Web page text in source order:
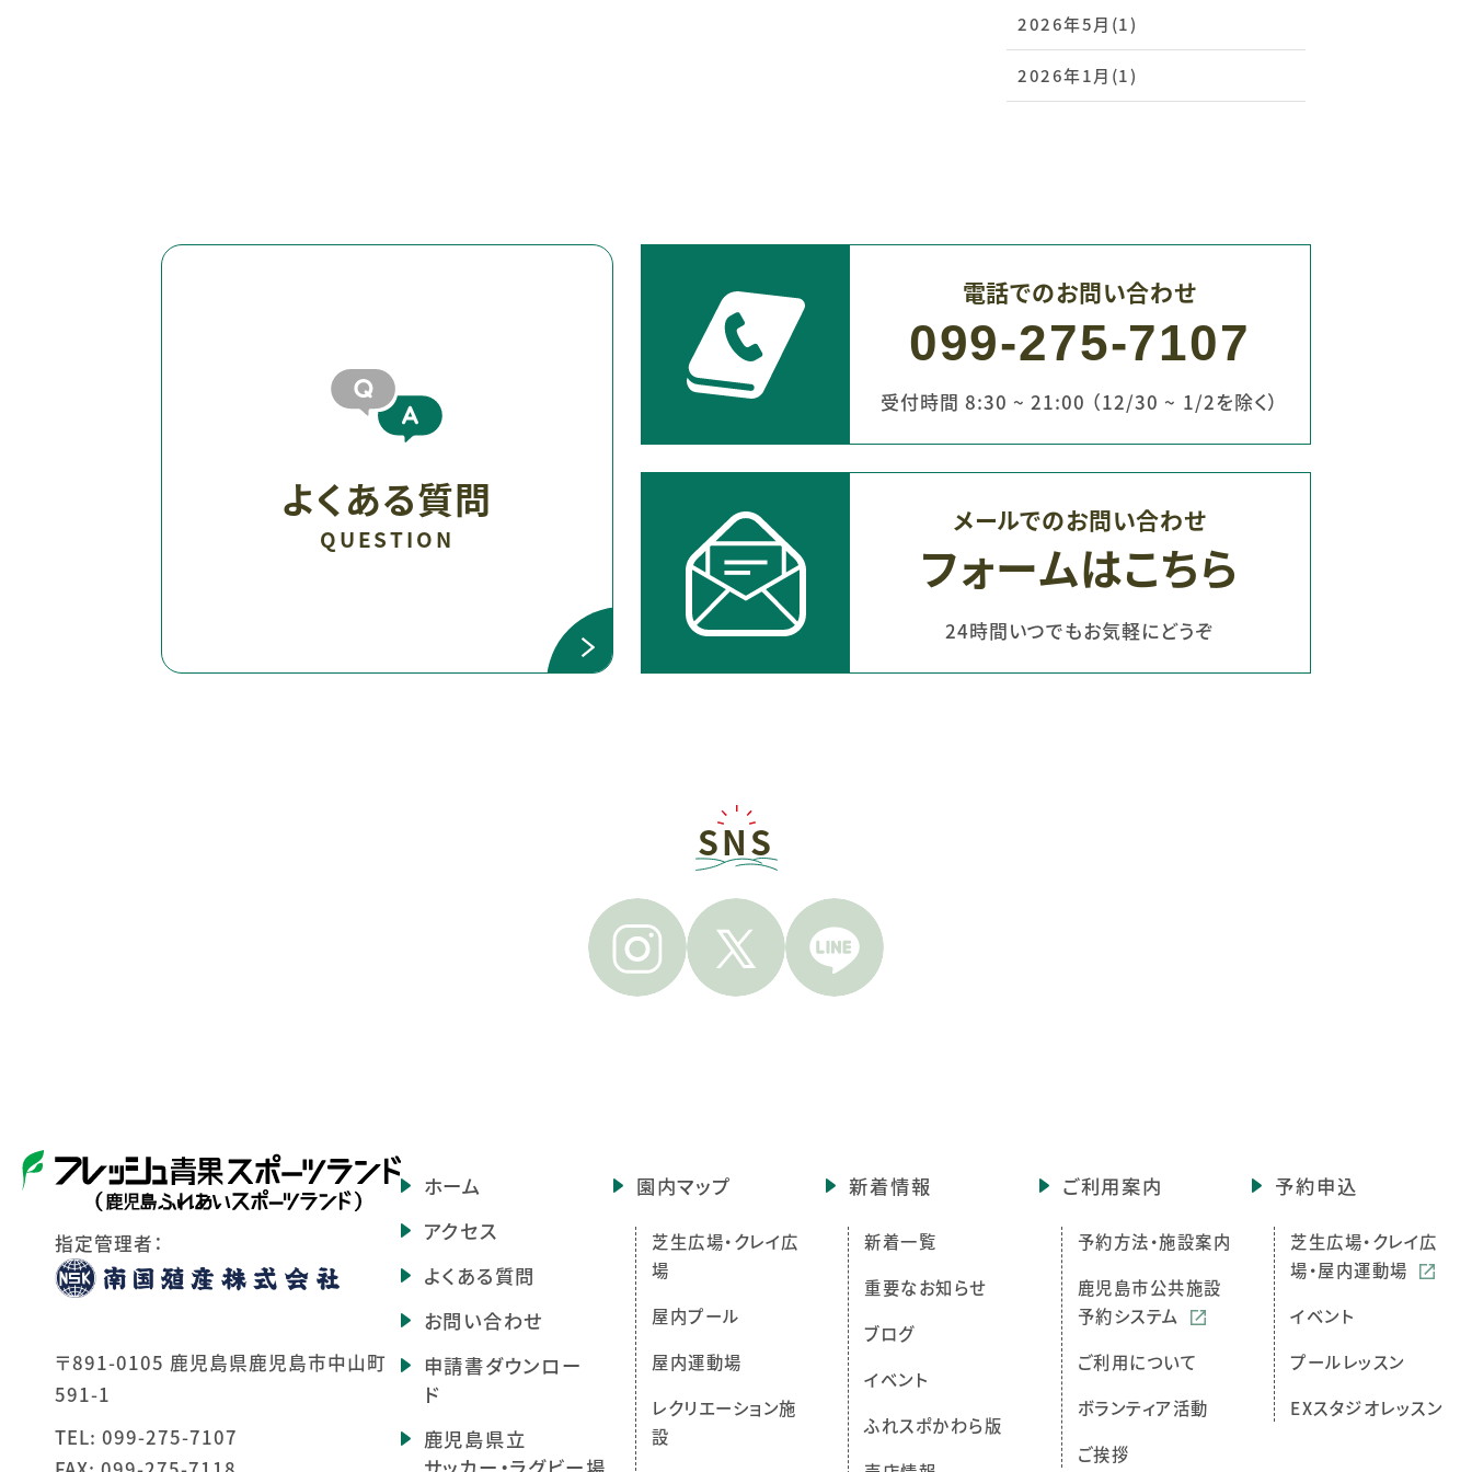
2026年5月(1)
2026年1月(1)
よくある質問
QUESTION
電話でのお問い合わせ
099-275-7107
受付時間 8:30 ~ 21:00 （12/30 ~ 1/2を除く）
メールでのお問い合わせ
フォームはこちら
24時間いつでもお気軽にどうぞ
SNS
指定管理者：
〒891-0105 鹿児島県鹿児島市中山町
591-1
TEL:099-275-7107
ホーム
アクセス
よくある質問
お問い合わせ
申請書ダウンロー
ド
鹿児島県立
園内マップ
芝生広場・クレイ広
場
屋内プール
屋内運動場
レクリエーション施
設
新着情報
新着一覧
重要なお知らせ
ブログ
イベント
ふれスポかわら版
ご利用案内
予約方法・施設案内
鹿児島市公共施設
予約システム
ご利用について
ボランティア活動
ご挨拶
予約申込
芝生広場・クレイ広
場・屋内運動場
イベント
プールレッスン
EXスタジオレッスン